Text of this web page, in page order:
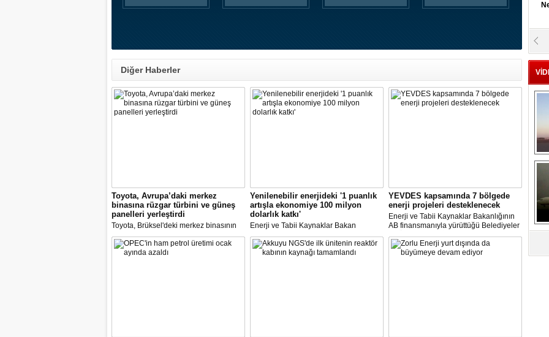
Diğer Haberler
Toyota, Avrupa’daki merkez
binasına rüzgar türbini ve güneş
panelleri yerleştirdi
Toyota, Brüksel'deki merkez binasının
önüne son teknolojileri kullanarak bir
rüzgar türbini yerleştirdi
Yenilenebilir enerjideki '1 puanlık
artışla ekonomiye 100 milyon
dolarlık katkı'
Enerji ve Tabii Kaynaklar Bakan
Yardımcısı Alparslan Bayraktar,
Türkiye'nin yenilenebilir enerji
kapasitesinde ciddi bir artış yaşandığına
YEVDES kapsamında 7 bölgede
enerji projeleri desteklenecek
Enerji ve Tabii Kaynaklar Bakanlığının
AB finansmanıyla yürüttüğü Belediyeler
ve Üniversiteler İçin Yenilenebilir Enerji
ve Enerji Verimliliği Teknik Destek
Projesi'ne yapılan başvurular